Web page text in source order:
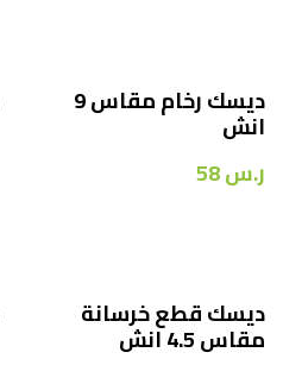
ديسك رخام مقاس 9
انش
ر.س58
ديسك قطع خرسانة
مقاس 4.5 انش